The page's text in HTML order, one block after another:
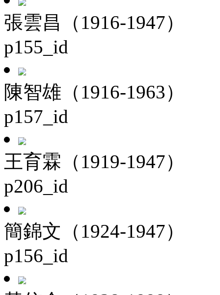
張雲昌（1916-1947）
p155_id
陳智雄（1916-1963）
p157_id
王育霖（1919-1947）
p206_id
簡錦文（1924-1947）
p156_id